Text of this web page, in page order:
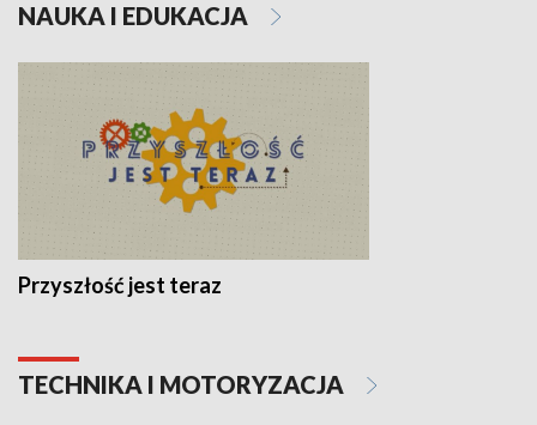
NAUKA I EDUKACJA
Przyszłość jest teraz
TECHNIKA I MOTORYZACJA